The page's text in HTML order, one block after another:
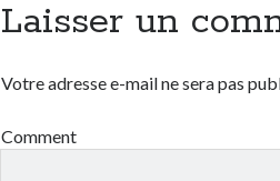
Laisser un
Votre adresse e-mail ne sera pas
Comment